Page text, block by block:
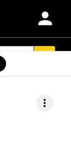
person
more_vert